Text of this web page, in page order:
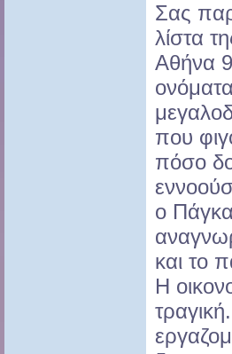
Σας
λίστα
Αθήνα
που
πόσο
ο
και το
Η